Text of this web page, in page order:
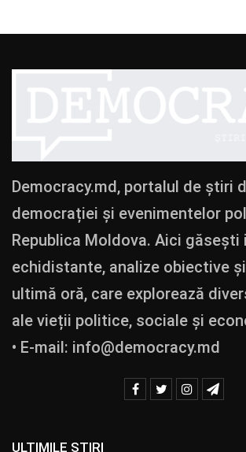
Democracy.md, portalul de știri
democrației și evenimentelor
Republica Moldova. Aici
echidistante, analize obiective
ultimă oră, care explorează
ale vieții politice, sociale și
• E-mail: info@democracy.md
ULTIMILE ȘTIRI